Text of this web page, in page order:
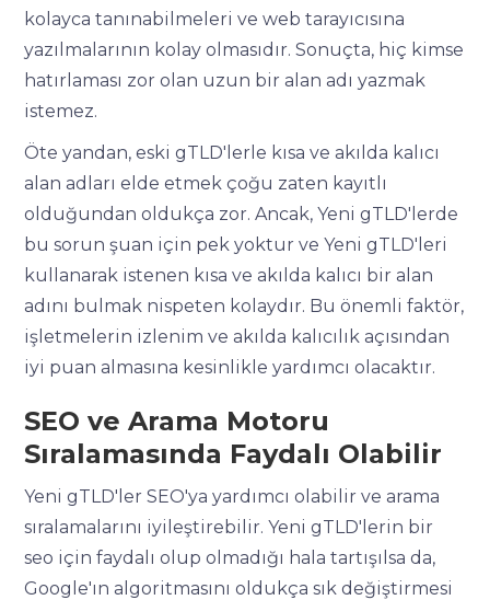
kolayca tanınabilmeleri ve web tarayıcısına
yazılmalarının kolay olmasıdır. Sonuçta, hiç kimse
hatırlaması zor olan uzun bir alan adı yazmak
istemez.
Öte yandan, eski gTLD'lerle kısa ve akılda kalıcı
alan adları elde etmek çoğu zaten kayıtlı
olduğundan oldukça zor. Ancak, Yeni gTLD'lerde
bu sorun şuan için pek yoktur ve Yeni gTLD'leri
kullanarak istenen kısa ve akılda kalıcı bir alan
adını bulmak nispeten kolaydır. Bu önemli faktör,
işletmelerin izlenim ve akılda kalıcılık açısından
iyi puan almasına kesinlikle yardımcı olacaktır.
SEO ve Arama Motoru
Sıralamasında Faydalı Olabilir
Yeni gTLD'ler SEO'ya yardımcı olabilir ve arama
sıralamalarını iyileştirebilir. Yeni gTLD'lerin bir
seo için faydalı olup olmadığı hala tartışılsa da,
Google'ın algoritmasını oldukça sık değiştirmesi